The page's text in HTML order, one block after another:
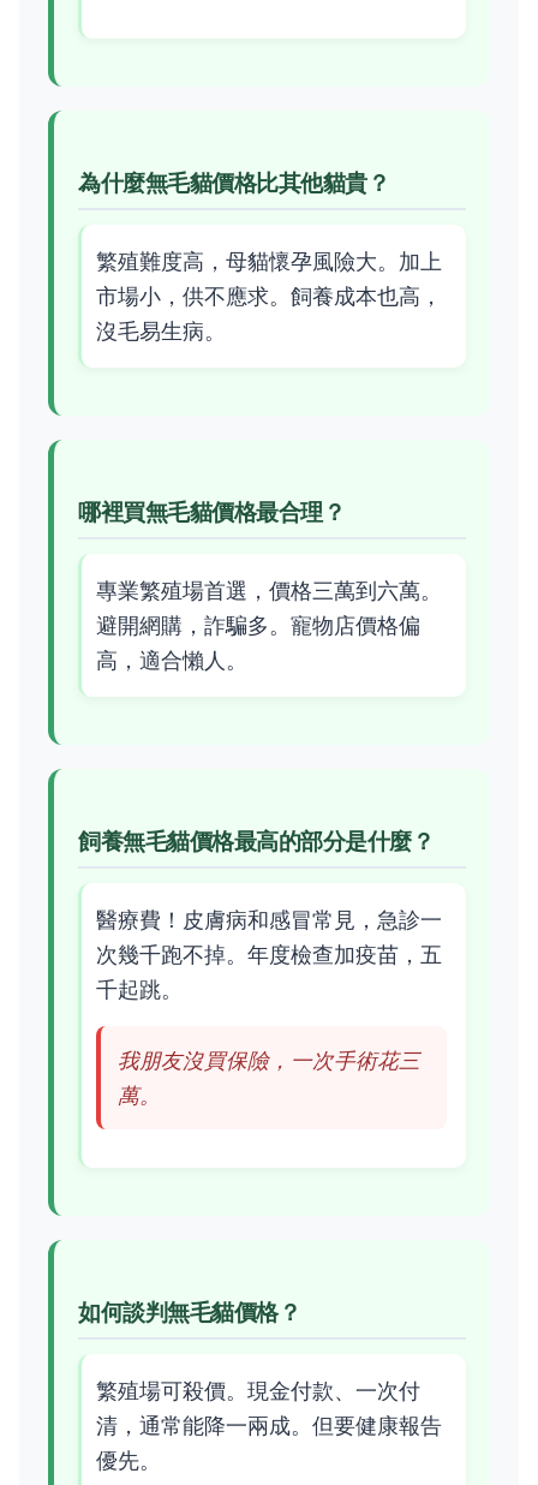
為什麼無毛貓價格比其他貓貴？
繁殖難度高，母貓懷孕風險大。加上
市場小，供不應求。飼養成本也高，
沒毛易生病。
哪裡買無毛貓價格最合理？
專業繁殖場首選，價格三萬到六萬。
避開網購，詐騙多。寵物店價格偏
高，適合懶人。
飼養無毛貓價格最高的部分是什麼？
醫療費！皮膚病和感冒常見，急診一
次幾千跑不掉。年度檢查加疫苗，五
千起跳。
我朋友沒買保險，一次手術花三
萬。
如何談判無毛貓價格？
繁殖場可殺價。現金付款、一次付
清，通常能降一兩成。但要健康報告
優先。